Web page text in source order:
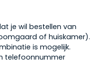
je wil bestellen van
of huiskamer).
is mogelijk.
telefoonnummer